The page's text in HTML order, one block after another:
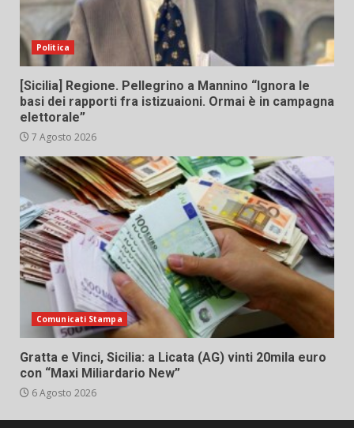
Politica
[Sicilia] Regione. Pellegrino a Mannino “Ignora le
basi dei rapporti fra istizuaioni. Ormai è in campagna
elettorale”
7 Agosto 2026
Comunicati Stampa
Gratta e Vinci, Sicilia: a Licata (AG) vinti 20mila euro
con “Maxi Miliardario New”
6 Agosto 2026